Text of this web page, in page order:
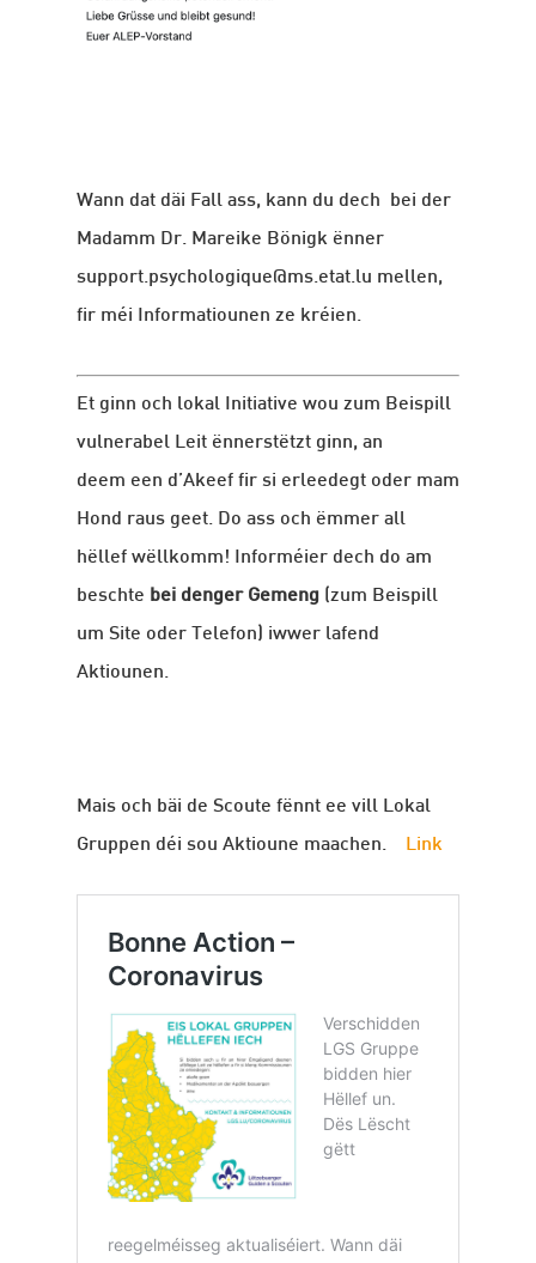
Wann dat däi Fall ass, kann du dech bei der
Madamm Dr. Mareike Bönigk ënner
support.psychologique@ms.etat.lu mellen,
fir méi Informatiounen ze kréien.
Et ginn och lokal Initiative wou zum Beispill
vulnerabel Leit ënnerstëtzt ginn, an
deem een d’Akeef fir si erleedegt oder mam
Hond raus geet. Do ass och ëmmer all
hëllef wëllkomm! Informéier dech do am
beschte bei denger Gemeng (zum Beispill
um Site oder Telefon) iwwer lafend
Aktiounen.
Mais och bäi de Scoute fënnt ee vill Lokal
Gruppen déi sou Aktioune maachen. Link